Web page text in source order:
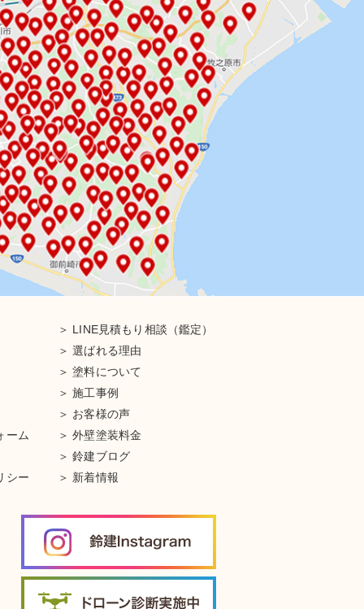
LINE見積もり相談（鑑定）
選ばれる理由
塗料について
施工事例
お客様の声
ーム
外壁塗装料金
鈴建ブログ
シー
新着情報